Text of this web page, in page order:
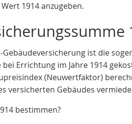
1914 anzugeben.
ist die
Errichtung im Jahre 1914
(Neuwertfaktor)
versicherten Gebäudes
bestimmen?